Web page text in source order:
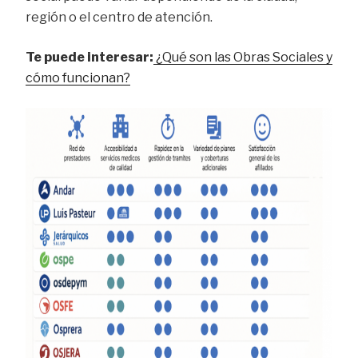
región o el centro de atención.
Te puede interesar: ¿Qué son las Obras Sociales y
cómo funcionan?